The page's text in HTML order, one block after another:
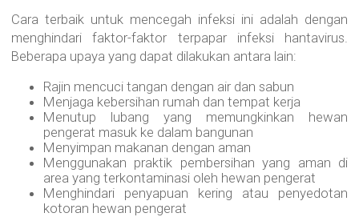
Cara terbaik untuk mencegah infeksi ini adalah dengan
menghindari faktor-faktor terpapar infeksi hantavirus.
Beberapa upaya yang dapat dilakukan antara lain:
Rajin mencuci tangan dengan air dan sabun
Menjaga kebersihan rumah dan tempat kerja
Menutup lubang yang memungkinkan hewan
pengerat masuk ke dalam bangunan
Menyimpan makanan dengan aman
Menggunakan praktik pembersihan yang aman di
area yang terkontaminasi oleh hewan pengerat
Menghindari penyapuan kering atau penyedotan
kotoran hewan pengerat